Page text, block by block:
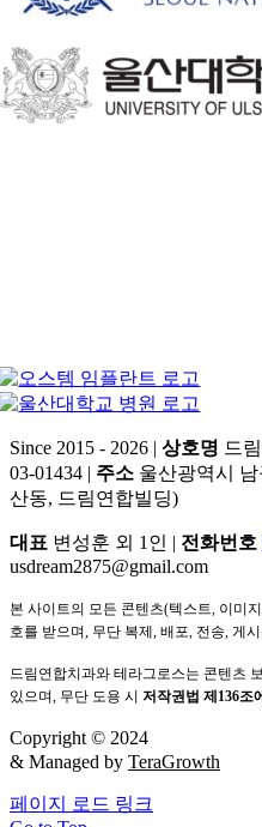
Since 2015 - 2026 | 상호명 드
03-01434 | 주소 울산광역시
산동, 드림연합빌딩)
대표 변성훈 외 1인 | 전화번호
usdream2875@gmail.com
본 사이트의 모든 콘텐츠(텍스트, 이미
호를 받으며, 무단 복제, 배포, 전송, 게
드림연합치과와 테라그로스는 콘텐츠
있으며, 무단 도용 시 저작권법 제136조
Copyright © 2024
& Managed by TeraGrowth
페이지 로드 링크